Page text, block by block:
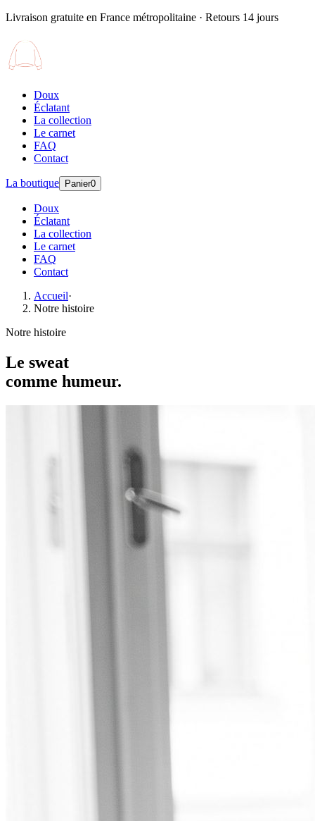
Livraison gratuite en France métropolitaine · Retours 14 jours
Doux
Éclatant
La collection
Le carnet
FAQ
Contact
La boutique Panier0
Doux
Éclatant
La collection
Le carnet
FAQ
Contact
Accueil·
Notre histoire
Notre histoire
Le sweat
comme humeur.